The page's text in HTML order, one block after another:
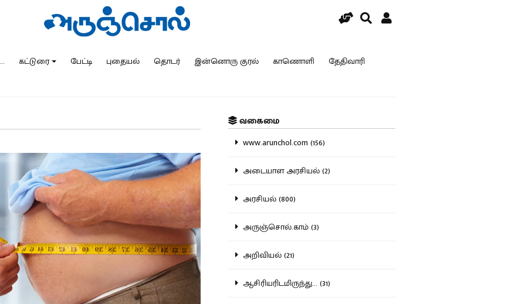
கட்டுரை பேட்டி புதையல் தொடர் இன்னொரு குரல் காணொளி தேதிவாரி
வகைமை
www.arunchol.com (156)
அடையாள அரசியல் (2)
அரசியல் (800)
அருஞ்சொல்.காம் (3)
அறிவியல் (21)
ஆசிரியரிடமிருந்து... (31)